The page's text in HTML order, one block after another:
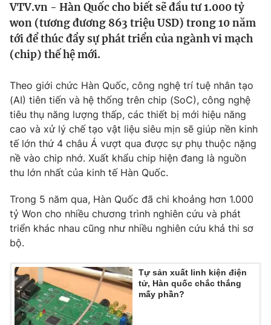
Thế giới
Tin tức
Thế giới đó đây
Câu chuyện quốc tế
Tài chính
Thị trường
Góc doanh nghiệp
Dữ liệu và đời sống
Truyền hình
Phim VTV
Nhân vật
Khán giả
Giải sao mai
Giải trí
Điện ảnh
Âm nhạc
Sao
Đời sống
Du lịch
Chất lượng cuộc sống
Giáo dục
Tuyển sinh
Học trực tuyến
Công nghệ
Hitech Công nghệ tương lai
Giao lưu trực tuyến
VTV.vn - Hàn Quốc cho biết sẽ đầu tư 1.000 tỷ
won (tương đương 863 triệu USD) trong 10 năm
tới để thúc đẩy sự phát triển của ngành vi mạch
(chip) thế hệ mới.
Theo giới chức Hàn Quốc, công nghệ trí tuệ nhân tạo
(AI) tiên tiến và hệ thống trên chip (SoC), công nghệ
tiêu thụ năng lượng thấp, các thiết bị mới hiệu năng
cao và xử lý chế tạo vật liệu siêu mịn sẽ giúp nền kinh
tế lớn thứ 4 châu Á vượt qua được sự phụ thuộc nặng
nề vào chip nhớ. Xuất khẩu chip hiện đang là nguồn
thu lớn nhất của kinh tế Hàn Quốc.
Trong 5 năm qua, Hàn Quốc đã chi khoảng hơn 1.000
tỷ Won cho nhiều chương trình nghiên cứu và phát
triển khác nhau cũng như nhiều nghiên cứu khả thi sơ
bộ.
Tự sản xuất linh kiện điện
tử, Hàn quốc chắc thắng
mấy phần?